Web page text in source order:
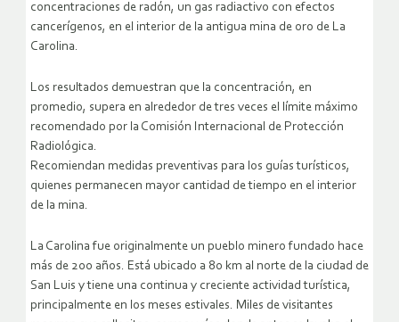
concentraciones de radón, un gas radiactivo con efectos
cancerígenos, en el interior de la antigua mina de oro de La
Carolina.
Los resultados demuestran que la concentración, en
promedio, supera en alrededor de tres veces el límite máximo
recomendado por la Comisión Internacional de Protección
Radiológica.
Recomiendan medidas preventivas para los guías turísticos,
quienes permanecen mayor cantidad de tiempo en el interior
de la mina.
La Carolina fue originalmente un pueblo minero fundado hace
más de 200 años. Está ubicado a 80 km al norte de la ciudad de
San Luis y tiene una continua y creciente actividad turística,
principalmente en los meses estivales. Miles de visitantes